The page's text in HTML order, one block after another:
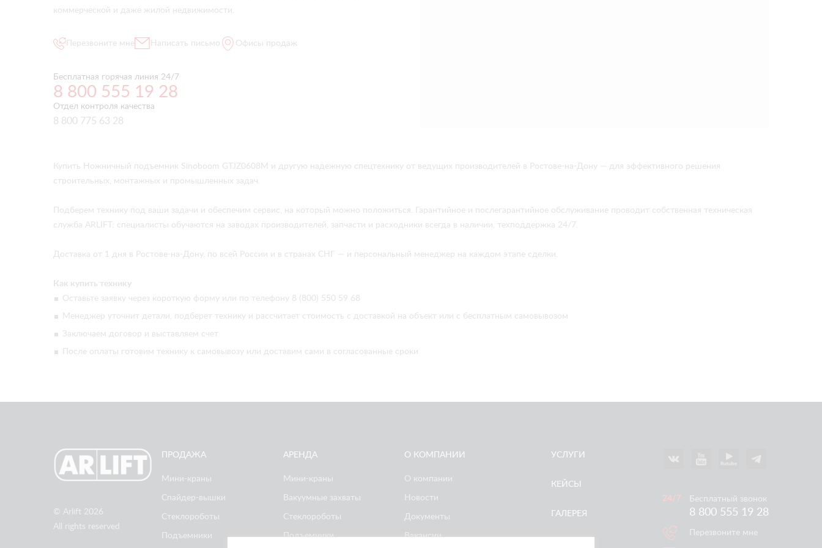
коммерческой и даже жилой недвижимости.
Перезвоните мне Написать письмо Офисы продаж
Бесплатная горячая линия 24/7
8 800 555 19 28
Отдел контроля качества
8 800 775 63 28
Купить Ножничный подъемник Sinoboom GTJZ0608M и другую надежную спецтехнику от ведущих производителей в Ростове-на-Дону — для эффективного решения
строительных, монтажных и промышленных задач.
Подберем технику под ваши задачи и обеспечим сервис, на который можно положиться. Гарантийное и послегарантийное обслуживание проводит собственная техническая
служба ARLIFT: специалисты обучаются на заводах производителей, запчасти и расходники всегда в наличии, техподдержка 24/7.
Доставка от 1 дня в Ростове-на-Дону, по всей России и в странах СНГ — и персональный менеджер на каждом этапе сделки.
Как купить технику
Оставьте заявку через короткую форму или по телефону 8 (800) 550 59 68
Менеджер уточнит детали, подберет технику и рассчитает стоимость с доставкой на объект или с бесплатным самовывозом
Заключаем договор и выставляем счет
После оплаты готовим технику к самовывозу или доставим сами в согласованные сроки
© Arlift 2026
All rights reserved
ПРОДАЖА
Мини-краны
Спайдер-вышки
Стеклороботы
Подъемники
АРЕНДА
Мини-краны
Вакуумные захваты
Стеклороботы
Подъемники
О КОМПАНИИ
О компании
Новости
Документы
Вакансии
УСЛУГИ
КЕЙСЫ
ГАЛЕРЕЯ
Бесплатный звонок
8 800 555 19 28
Перезвоните мне